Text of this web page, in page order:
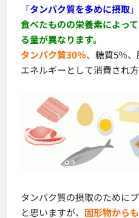
「タンパク質を多めに摂取」
食べたものの栄養素によっ
る量が異なります。
タンパク質30％、糖質5％、
エネルギーとして消費され
タンパク質の摂取のために
と思いますが、 固形物から